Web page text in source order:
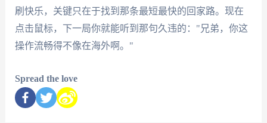
刷快乐，关键只在于找到那条最短最快的回家路。现在
点击鼠标，下一局你就能听到那句久违的："兄弟，你这
操作流畅得不像在海外啊。"
Spread the love